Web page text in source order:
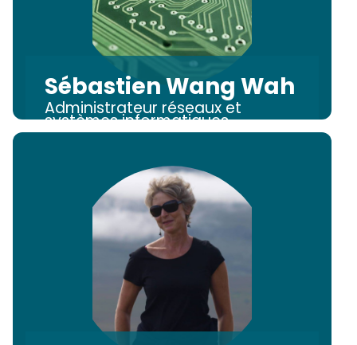
Sébastien Wang Wah
Administrateur réseaux et
systèmes informatiques